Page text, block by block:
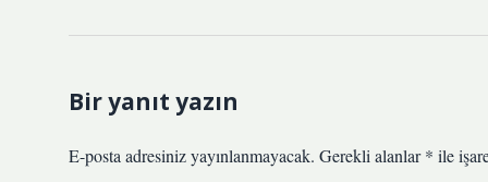
Bir yanıt yazın
E-posta adresiniz yayınlanmayacak. Gerekli alanlar* ile